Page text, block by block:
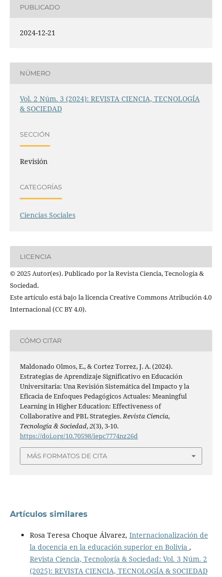
PUBLICADO
2024-12-21
NÚMERO
Vol. 2 Núm. 3 (2024): REVISTA CIENCIA, TECNOLOGÍA
& SOCIEDAD
SECCIÓN
Revisión
CATEGORÍAS
Ciencias Sociales
LICENCIA
© 2025 Autor(es). Publicado por la Revista Ciencia, Tecnología &
Sociedad.
Este artículo está bajo la licencia Creative Commons Atribución 4.0
Internacional (CC BY 4.0).
CÓMO CITAR
Maldonado Olmos, E., & Cortez Torrez, J. A. (2024).
Estrategias de Aprendizaje Significativo en Educación
Universitaria: Una Revisión Sistemática del Impacto y la
Eficacia de Enfoques Pedagógicos Actuales: Meaningful
Learning in Higher Education: Effectiveness of
Collaborative and PBL Strategies.Revista Ciencia,
Tecnología & Sociedad,2(3), 3-10.
https://doi.org/10.70598/iepc7774nz26d
MÁS FORMATOS DE CITA
Artículos similares
Rosa Teresa Choque Álvarez, Internacionalización de
la docencia en la educación superior en Bolivia ,
Revista Ciencia, Tecnología & Sociedad: Vol. 3 Núm. 2
(2025): REVISTA CIENCIA, TECNOLOGÍA & SOCIEDAD